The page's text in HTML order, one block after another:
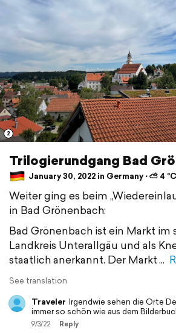
2
Trilogierundgang Bad
January 30, 2022 in Germany ⋅ ⛅ 4 °C
Weiter ging es beim
in Bad Grönenbach:
Bad Grönenbach ist ein Markt im
Landkreis Unterallgäu und als
staatlich anerkannt. Der Markt
See translation
Traveler Irgendwie sehen die Orte
immer so schön wie aus dem
9/3/22 Reply